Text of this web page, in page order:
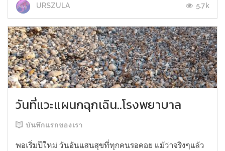
URSZULA 5.7k
วันที่แวะแผนกฉุกเฉิน..โรงพยาบาล
บันทึกแรกของเรา
พอเริ่มปีใหม่ วันอันแสนสุขที่ทุกคนรอคอย แม้ว่าจริงๆแล้ว